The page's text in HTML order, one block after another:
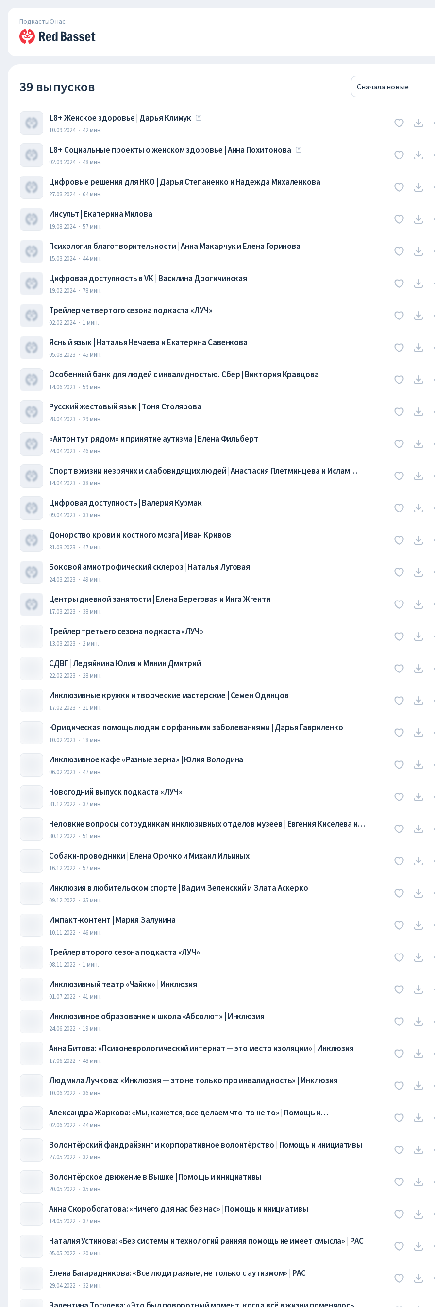
ПодкастыО нас
39 выпусков Сначала новые
18+ Женское здоровье | Дарья Климук
10.09.2024 · 42 мин.
18+ Социальные проекты о женском здоровье | Анна Похитонова
02.09.2024 · 48 мин.
Цифровые решения для НКО | Дарья Степаненко и Надежда Михаленкова
27.08.2024 · 64 мин.
Инсульт | Екатерина Милова
19.08.2024 · 57 мин.
Психология благотворительности | Анна Макарчук и Елена Горинова
15.03.2024 · 44 мин.
Цифровая доступность в VK | Василина Дрогичинская
19.02.2024 · 78 мин.
Трейлер четвертого сезона подкаста «ЛУЧ»
02.02.2024 · 1 мин.
Ясный язык | Наталья Нечаева и Екатерина Савенкова
05.08.2023 · 45 мин.
Особенный банк для людей с инвалидностью. Сбер | Виктория Кравцова
14.06.2023 · 59 мин.
Русский жестовый язык | Тоня Столярова
28.04.2023 · 29 мин.
«Антон тут рядом» и принятие аутизма | Елена Фильберт
24.04.2023 · 46 мин.
Спорт в жизни незрячих и слабовидящих людей | Анастасия Плетминцева и Ислам
Баротов
14.04.2023 · 38 мин.
Цифровая доступность | Валерия Курмак
09.04.2023 · 33 мин.
Донорство крови и костного мозга | Иван Кривов
31.03.2023 · 47 мин.
Боковой амиотрофический склероз | Наталья Луговая
24.03.2023 · 49 мин.
Центры дневной занятости | Елена Береговая и Инга Жгенти
17.03.2023 · 38 мин.
Трейлер третьего сезона подкаста «ЛУЧ»
13.03.2023 · 2 мин.
СДВГ | Ледяйкина Юлия и Минин Дмитрий
22.02.2023 · 28 мин.
Инклюзивные кружки и творческие мастерские | Семен Одинцов
17.02.2023 · 21 мин.
Юридическая помощь людям с орфанными заболеваниями | Дарья Гавриленко
10.02.2023 · 18 мин.
Инклюзивное кафе «Разные зерна» | Юлия Володина
06.02.2023 · 47 мин.
Новогодний выпуск подкаста «ЛУЧ»
31.12.2022 · 37 мин.
Неловкие вопросы сотрудникам инклюзивных отделов музеев | Евгения Киселева и
Мария Сарычева
30.12.2022 · 51 мин.
Собаки-проводники | Елена Орочко и Михаил Ильиных
16.12.2022 · 57 мин.
Инклюзия в любительском спорте | Вадим Зеленский и Злата Аскерко
09.12.2022 · 35 мин.
Импакт-контент | Мария Залунина
10.11.2022 · 46 мин.
Трейлер второго сезона подкаста «ЛУЧ»
08.11.2022 · 1 мин.
Инклюзивный театр «Чайки» | Инклюзия
01.07.2022 · 41 мин.
Инклюзивное образование и школа «Абсолют» | Инклюзия
24.06.2022 · 19 мин.
Анна Битова: «Психоневрологический интернат — это место изоляции» | Инклюзия
17.06.2022 · 43 мин.
Людмила Лучкова: «Инклюзия — это не только про инвалидность» | Инклюзия
10.06.2022 · 36 мин.
Александра Жаркова: «Мы, кажется, все делаем что-то не то» | Помощь и
инициативы
02.06.2022 · 44 мин.
Волонтёрский фандрайзинг и корпоративное волонтёрство | Помощь и инициативы
27.05.2022 · 32 мин.
Волонтёрское движение в Вышке | Помощь и инициативы
20.05.2022 · 35 мин.
Анна Скоробогатова: «Ничего для нас без нас» | Помощь и инициативы
14.05.2022 · 37 мин.
Наталия Устинова: «Без системы и технологий ранняя помощь не имеет смысла» | РАС
05.05.2022 · 20 мин.
Елена Багарадникова: «Все люди разные, не только с аутизмом» | РАС
29.04.2022 · 32 мин.